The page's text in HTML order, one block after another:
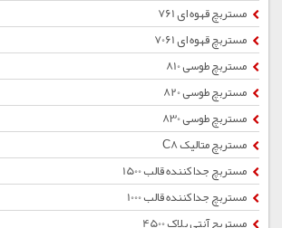
مستربچ قهوه ای 761
مستربچ قهوه ای 7061
مستربچ طوسی 810
مستربچ طوسی 820
مستربچ طوسی 830
مستربچ متالیک C8
مستربچ جداکننده قالب 1500
مستربچ جداکننده قالب 1000